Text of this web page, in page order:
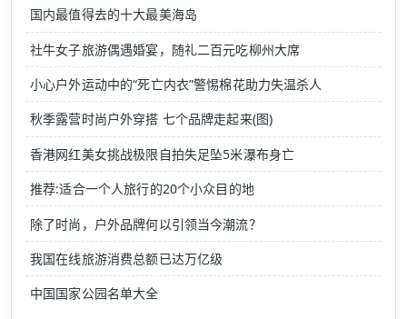
国内最值得去的十大最美海岛
社牛女子旅游偶遇婚宴，随礼二百元吃柳州大席
小心户外运动中的“死亡内衣”警惕棉花助力失温杀人
秋季露营时尚户外穿搭 七个品牌走起来(图)
香港网红美女挑战极限自拍失足坠5米瀑布身亡
推荐:适合一个人旅行的20个小众目的地
除了时尚，户外品牌何以引领当今潮流？
我国在线旅游消费总额已达万亿级
中国国家公园名单大全